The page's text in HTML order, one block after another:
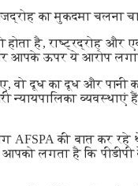
का मुकदमा चलना
है, राष्ट्रद्रोह और
आपके ऊपर ये आरोप लगा
वो दूध का दूध और पानी
न्यायपालिका
AFSPA की बात कर
लगता है कि